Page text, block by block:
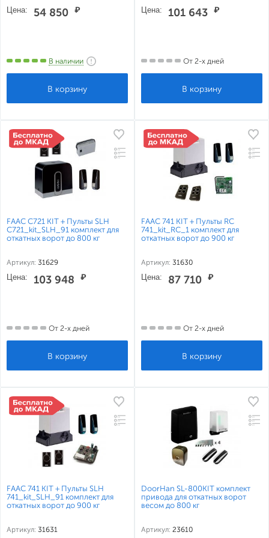
Цена: 54 850 ₽
В наличии
Цена: 101 643 ₽
От 2-х дней
FAAC С721 KIT + Пульты SLH
С721_kit_SLH_91 комплект для
откатных ворот до 800 кг
Артикул: 31629
Цена: 103 948 ₽
От 2-х дней
FAAC 741 KIT + Пульты RC
741_kit_RC_1 комплект для
откатных ворот до 900 кг
Артикул: 31630
Цена: 87 710 ₽
От 2-х дней
FAAC 741 KIT + Пульты SLH
741_kit_SLH_91 комплект для
откатных ворот до 900 кг
Артикул: 31631
DoorHan SL-800KIT комплект
привода для откатных ворот
весом до 800 кг
Артикул: 23610